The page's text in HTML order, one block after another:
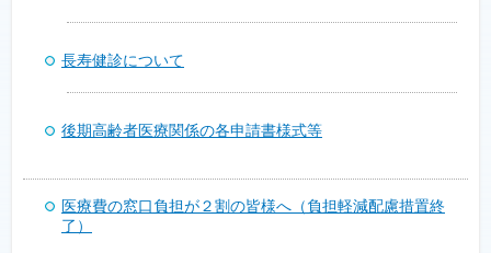
長寿健診について
後期高齢者医療関係の各申請書様式等
医療費の窓口負担が２割の皆様へ（負担軽減配慮措置終
了）